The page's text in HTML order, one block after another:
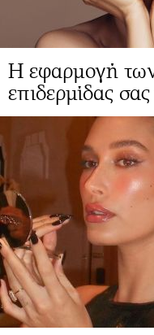
Η εφαρμογή
επιδερμίδας